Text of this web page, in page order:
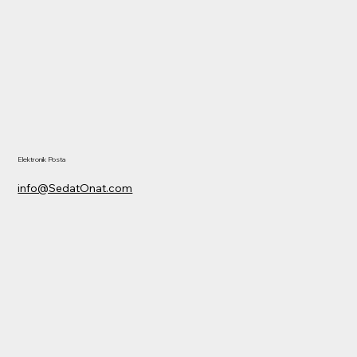
info@SedatOnat.com
Elektronik Posta